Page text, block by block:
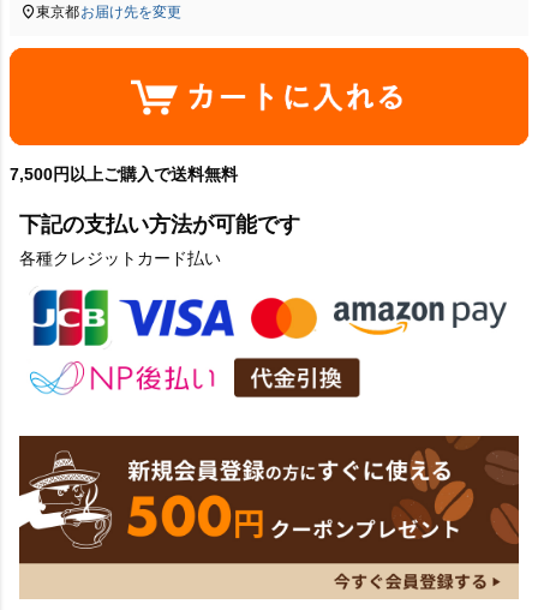
東京都お届け先を変更
7,500円以上ご購入で送料無料
下記の支払い方法が可能です
各種クレジットカード払い